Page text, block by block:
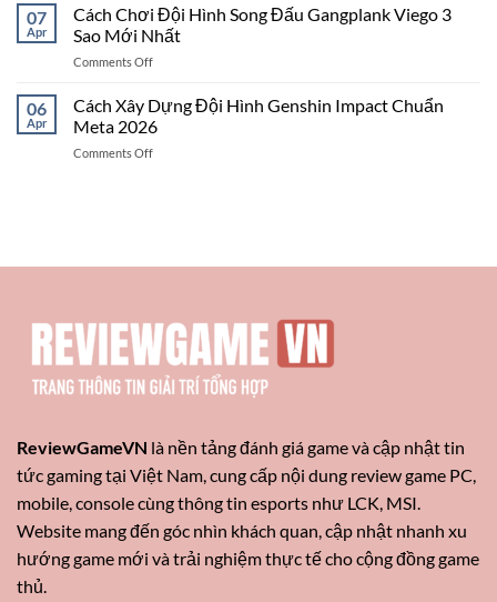
A
Đến
LMHT
Và
Build
Mạnh
Chơi
Đội
Hình
Noxus
Tộc
Atakhan
07
Apr
Cách Chơi Đội Hình Song Đấu Gangplank Viego 3
Sao Mới Nhất
Comments Offon
Chơi
Đội
Hình
Song
Mới
06
Apr
Cách Xây Dựng Đội Hình Genshin Impact Chuẩn
Meta 2026
Comments Offon
Genshin
Meta
2026
ReviewGameVN là nền tảng đánh giá game và cập nhật tin
tức gaming tại Việt Nam, cung cấp nội dung review game PC,
mobile, console cùng thông tin esports như LCK, MSI.
Website mang đến góc nhìn khách quan, cập nhật nhanh xu
hướng game mới và trải nghiệm thực tế cho cộng đồng game
thủ.